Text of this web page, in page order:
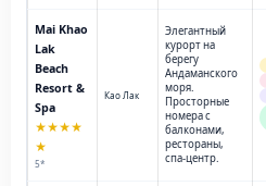
Mai Khao
Lak
Beach
Resort &
Spa
★★★★
★
5*
Као Лак
Элегантный
курорт на
берегу
Андаманского
моря.
Просторные
номера с
балконами,
рестораны,
спа-центр.